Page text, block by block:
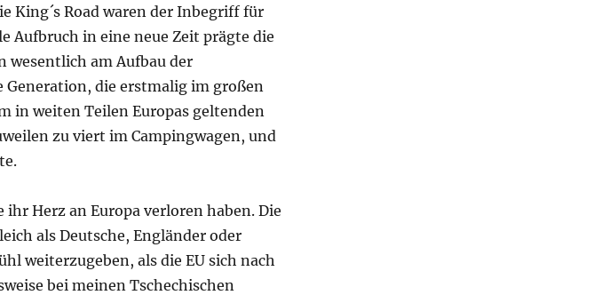
King´s Road waren der Inbegriff für
Aufbruch in eine neue Zeit prägte die
wesentlich am Aufbau der
Generation, die erstmalig im großen
in weiten Teilen Europas geltenden
zu viert im Campingwagen, und
Herz an Europa verloren haben. Die
als Deutsche, Engländer oder
weiterzugeben, als die EU sich nach
bei meinen Tschechischen